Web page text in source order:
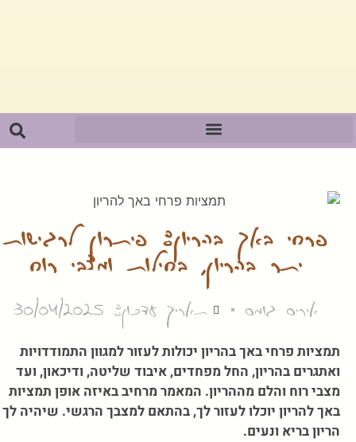
פרחי באך בהריון: פיתרון לרגישות
יתר בהריון, בחילות ומצבי רוח
איריס גומס תאריך עדכון: 30/04/2025
תמציות פרחי באך בהריון יכולות לעזור למגוון התמודדויות
ואתגרים בהריון, החל מפחדים, איבוד שליטה, ודיכאון, ועד
מצבי רוח והלם מההריון. המאמר מרחיב באיזה אופן תמציות
באך להריון יוכלו לעזור לך, בהתאם למצבך הרגשי. שיהיה לך
הריון בריא ונעים.